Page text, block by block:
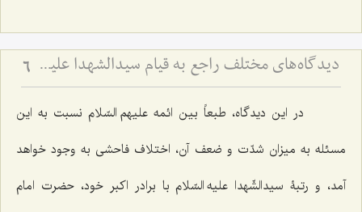
دیدگاه‌های مختلف راجع به قیام سیدالشهدا علیه السلام - بررسی اجمالی هدف قیام امام حسین علیه‌السلام 6
در این دیدگاه، طبعاً بین ائمه علیهم السّلام نسبت به این
مسئله به میزان شدّت و ضعف آن، اختلاف فاحشی به وجود خواهد
آمد، و رتبۀ سیدالشّهدا علیه السّلام با برادر اکبر خود، حضرت امام